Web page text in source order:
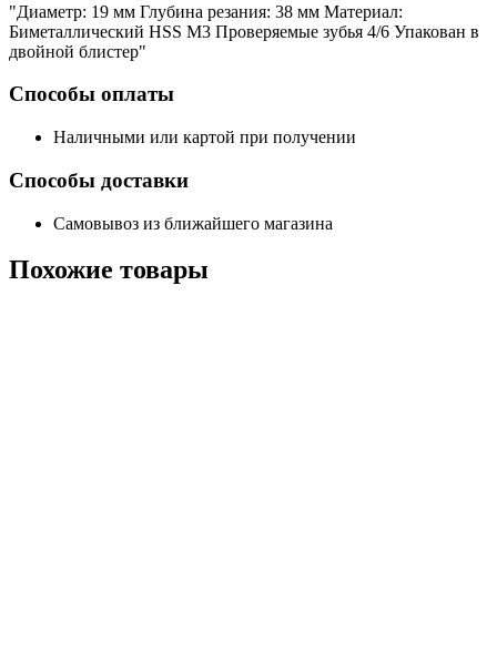
"Диаметр: 19 мм Глубина резания: 38 мм Материал:
Биметаллический HSS M3 Проверяемые зубья 4/6 Упакован в
двойной блистер"
Способы оплаты
Наличными или картой при получении
Способы доставки
Самовывоз из ближайшего магазина
Похожие товары